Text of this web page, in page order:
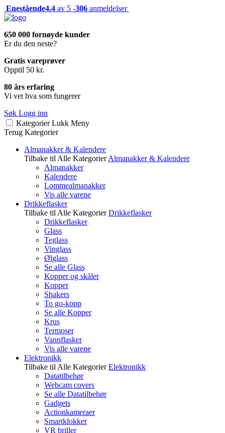
Enestående4.4 av 5 -306 anmeldelser
650 000 fornøyde kunder
Er du den neste?
Gratis vareprøver
Opptil 50 kr.
80 års erfaring
Vi vet hva som fungerer
Søk Logg inn
Kategorier Lukk Meny
Terug Kategorier
Almanakker & Kalendere
Tilbake til Alle Kategorier Almanakker & Kalendere
Almanakker
Kalendere
Lommealmanakker
Vis alle varene
Drikkeflasker
Tilbake til Alle Kategorier Drikkeflasker
Drikkeflasker
Glass
Teglass
Vinglass
Ølglass
Se alle Glass
Kopper og skåler
Kopper
Shakers
To go-kopp
Se alle Kopper
Krus
Termoser
Vannflasker
Vis alle varene
Elektronikk
Tilbake til Alle Kategorier Elektronikk
Datatilbehør
Webcam covers
Se alle Datatilbehør
Gadgets
Actionkameraer
Smartklokker
VR briller